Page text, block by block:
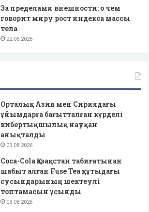
За пределами внешности: о чем
говорит миру рост индекса массы
тела
22.06.2026
Орталық Азия мен Сириядағы
ұйымдарға бағытталған күрделі
кибертыңшылық науқан
анықталды
03.08.2026
Coca-Cola Қазақстан табиғатынан
шабыт алған Fuse Tea құтыдағы
сусындарының шектеулі
топтамасын ұсынды
03.08.2026